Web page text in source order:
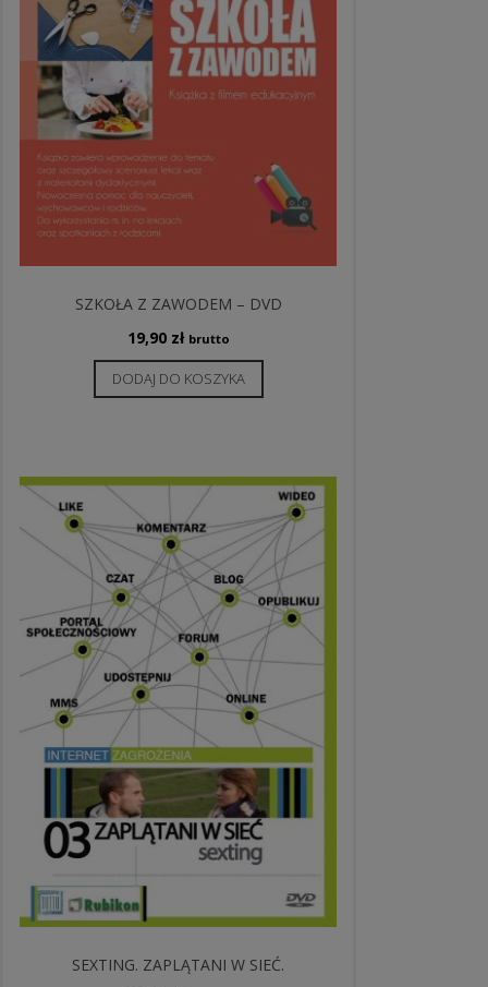
SZKOŁA Z ZAWODEM – DVD
19,90 zł brutto
DODAJ DO KOSZYKA
SEXTING. ZAPLĄTANI W SIEĆ.